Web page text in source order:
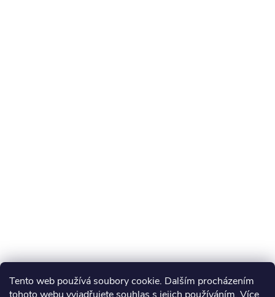
Tento web používá soubory cookie. Dalším procházením